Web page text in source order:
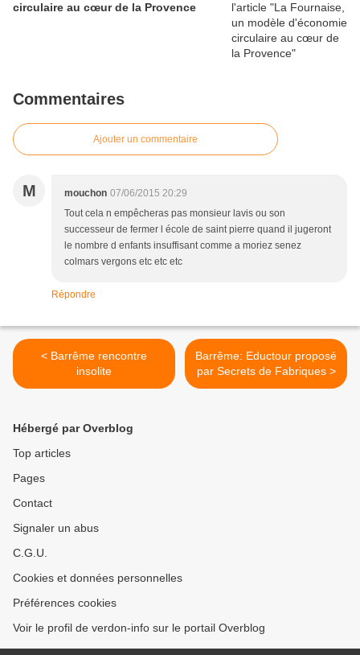
circulaire au cœur de la Provence
Commentaires
Ajouter un commentaire
M mouchon 07/06/2015 20:29
Tout cela n empêcheras pas monsieur lavis ou son
successeur de fermer l école de saint pierre quand il jugeront
le nombre d enfants insuffisant comme a moriez senez
colmars vergons etc etc etc
Répondre
< Barrême rencontre
insolite
Barrême: Eductour proposé
par Secrets de Fabriques >
Hébergé par Overblog
Top articles
Pages
Contact
Signaler un abus
C.G.U.
Cookies et données personnelles
Préférences cookies
Voir le profil de verdon-info sur le portail Overblog